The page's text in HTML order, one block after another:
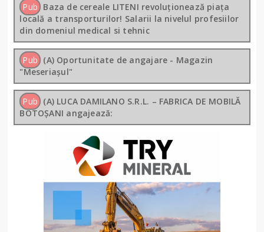
Pub Baza de cereale LITENI revoluționează piața
locală a transporturilor! Salarii la nivelul profesiilor
din domeniul medical si tehnic
Pub (A) Oportunitate de angajare - Magazin
"Meseriașul"
Pub (A) LUCA DAMILANO S.R.L. – FABRICA DE MOBILĂ
BOTOȘANI angajează: